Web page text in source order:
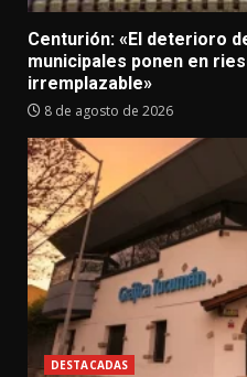
Centurión: «El deterioro
municipales ponen en
irremplazable»
8 de agosto de 2026
DESTACADAS